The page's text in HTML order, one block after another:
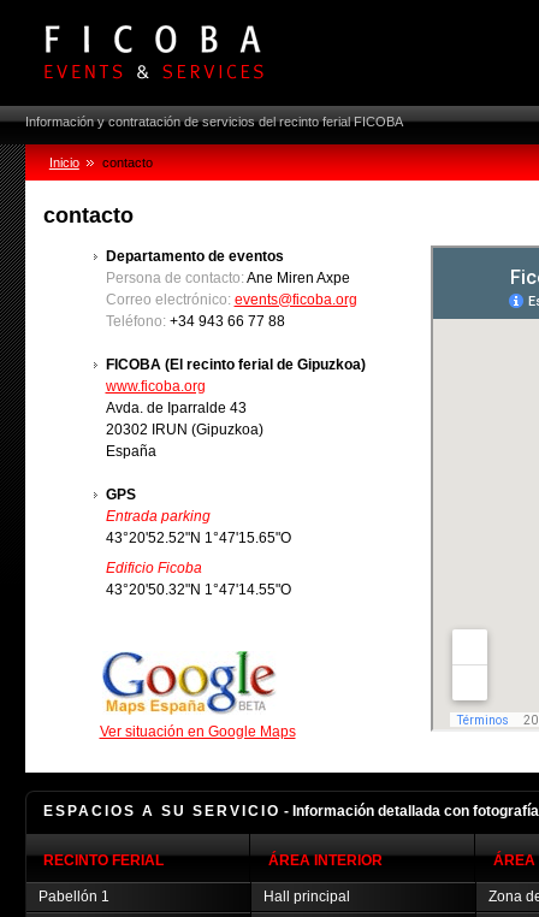
Información y contratación de servicios del recinto ferial FICOBA
Inicio contacto
contacto
Departamento de eventos
Persona de contacto:Ane Miren Axpe
Correo electrónico: events@ficoba.org
Teléfono:+34 943 66 77 88
FICOBA (El recinto ferial de Gipuzkoa)
www.ficoba.org
Avda. de Iparralde 43
20302 IRUN (Gipuzkoa)
España
GPS
Entrada parking
43°20'52.52"N 1°47'15.65"O
Edificio Ficoba
43°20'50.32"N 1°47'14.55"O
Ver situación en Google Maps
ESPACIOS A SU SERVICIO - Información detallada con
RECINTO FERIAL
Pabellón 1
ÁREA INTERIOR
Hall principal
ÁREA
Zona